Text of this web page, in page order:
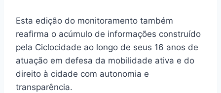
Esta edição do monitoramento também
reafirma o acúmulo de informações construído
pela Ciclocidade ao longo de seus 16 anos de
atuação em defesa da mobilidade ativa e do
direito à cidade com autonomia e
transparência.